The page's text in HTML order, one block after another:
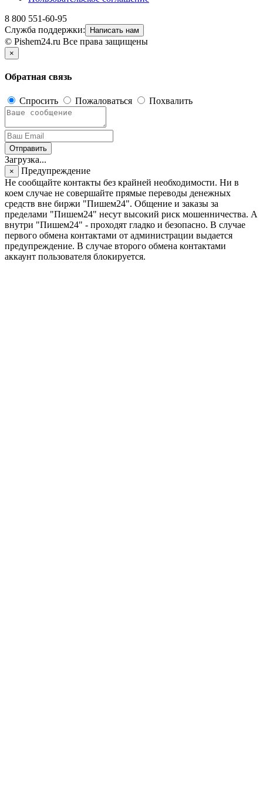
8 800 551-60-95
Служба поддержки:
Написать нам
© Pishem24.ru Все права защищены
×
Обратная связь
Спросить Пожаловаться Похвалить
Отправить
Загрузка...
×
Предупреждение
Не сообщайте контакты без крайней необходимости. Ни в
коем случае не совершайте прямые переводы денежных
средств вне биржи "Пишем24". Общение и заказы за
пределами "Пишем24" несут высокий риск мошенничества. А
внутри "Пишем24" - проходят гладко и безопасно. В случае
первого обмена контактами от администрации выдается
предупреждение. В случае второго обмена контактами
аккаунт пользователя блокируется.